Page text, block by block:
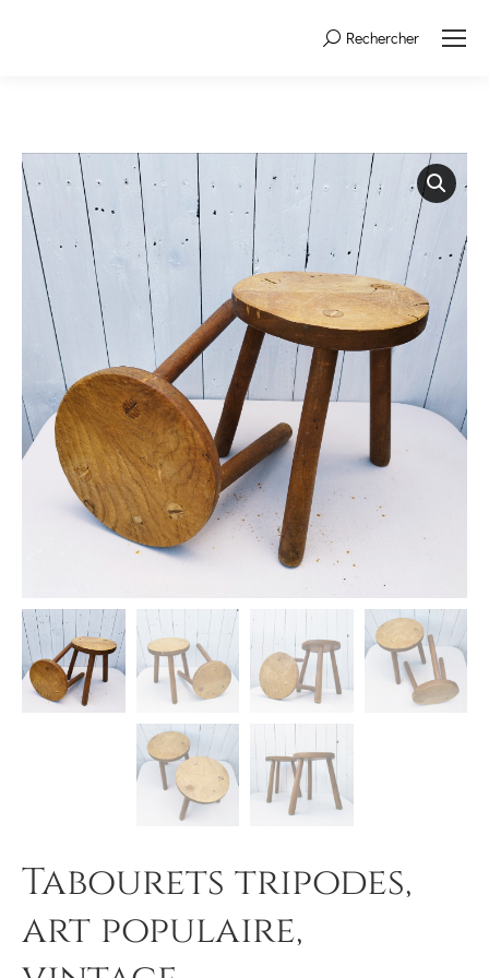
Search:Rechercher
Tabourets tripodes,
art populaire,